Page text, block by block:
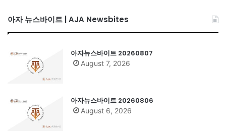
아자 뉴스바이트 | AJA Newsbites
아자뉴스바이트 20260807
August 7, 2026
아자뉴스바이트 20260806
August 6, 2026